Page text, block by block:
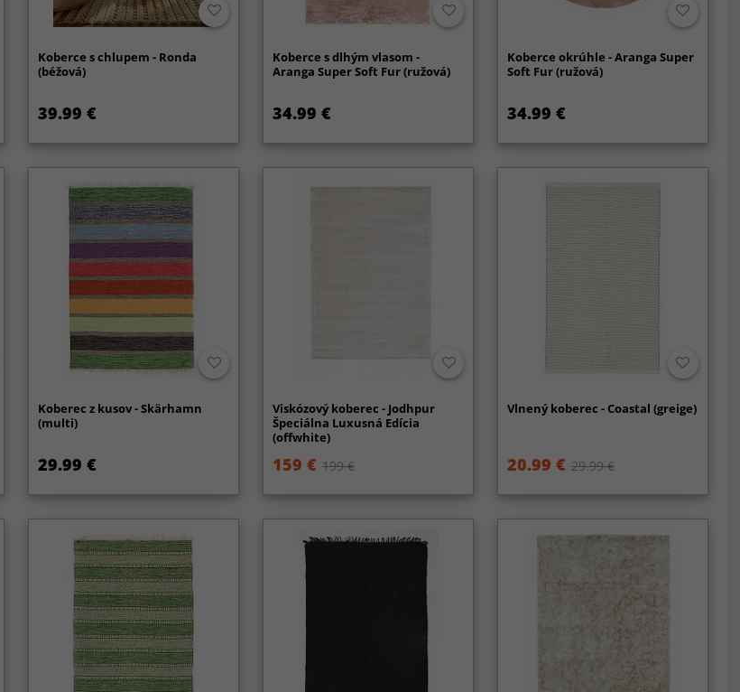
Koberce s chlupem - Ronda
(béžová)
39.99 €
Koberce s dlhým vlasom -
Aranga Super Soft Fur (ružová)
34.99 €
Koberce okrúhle - Aranga Super
Soft Fur (ružová)
34.99 €
Koberec z kusov - Skärhamn
(multi)
29.99 €
Viskózový koberec - Jodhpur
Špeciálna Luxusná Edícia
(offwhite)
159 € 199 €
Vlnený koberec - Coastal (greige)
20.99 € 29.99 €